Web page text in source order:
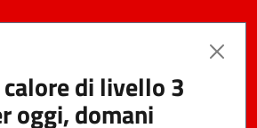
di livello 3
oggi, domani